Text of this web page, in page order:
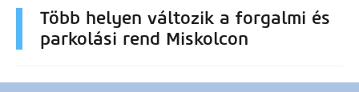
Több helyen változik a forgalmi és
parkolási rend Miskolcon